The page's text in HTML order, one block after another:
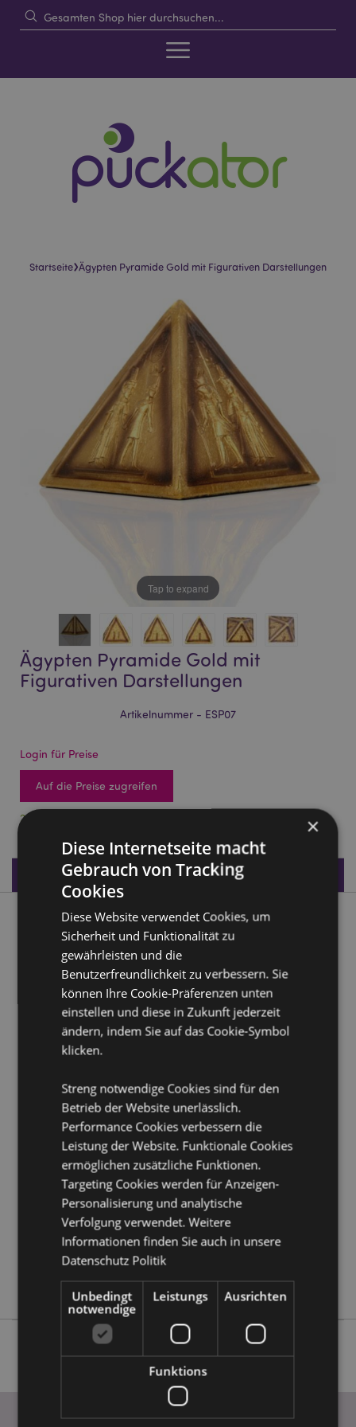
Startseite›Ägypten Pyramide Gold mit Figurativen Darstellungen
Tap to expand
Ägypten Pyramide Gold mit
Figurativen Darstellungen
Artikelnummer - ESP07
Login für Preise
Auf die Preise zugreifen
240 auf Lager
Produktdaten
Produktbeschreibung
Ägypten Pyramide Gold mit Figurativen Darstellungen
Material: Harz
Produkttressourcen:
Möchten Sie mehr über den Einkauf bei Puckator
Produktattribute
Information
Höhe 8cm Breite 8cm Tiefe 8cm
48
0.175000
Keine
Keine
Keine
×
Diese Internetseite macht
Gebrauch von Tracking
Cookies
Diese Website verwendet Cookies, um
Sicherheit und Funktionalität zu
gewährleisten und die
Benutzerfreundlichkeit zu verbessern. Sie
können Ihre Cookie-Präferenzen unten
einstellen und diese in Zukunft jederzeit
ändern, indem Sie auf das Cookie-Symbol
klicken.
Streng notwendige Cookies sind für den
Betrieb der Website unerlässlich.
Performance Cookies verbessern die
Leistung der Website. Funktionale Cookies
ermöglichen zusätzliche Funktionen.
Targeting Cookies werden für Anzeigen-
Personalisierung und analytische
Verfolgung verwendet. Weitere
Informationen finden Sie auch in unsere
Datenschutz Politik
Unbedingt
notwendige
Leistungs Ausrichten
Funktions